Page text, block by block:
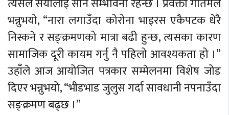
भन्नुभयो, “नारा लगाउँदा कोरोना भाइरस एकैपटक धेरै
निस्कने र सङ्क्रमणको मात्रा बढी हुन्छ, त्यसका कारण
सामाजिक दूरी कायम गर्नु नै पहिलो आवश्यकता हो ।”
उहाँले आज आयोजित पत्रकार सम्मेलनमा विशेष जोड
दिएर भन्नुभयो, “भीडभाड जुलुस गर्दा सावधानी नपनाउँदा
सङ्क्रमण बढ्छ ।”